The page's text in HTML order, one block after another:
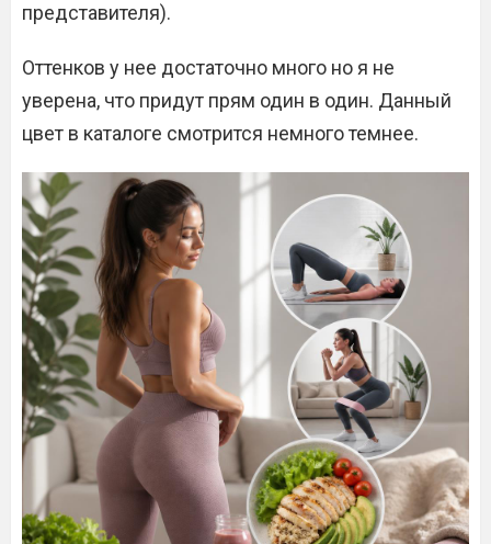
представителя).
Оттенков у нее достаточно много но я не
уверена, что придут прям один в один. Данный
цвет в каталоге смотрится немного темнее.